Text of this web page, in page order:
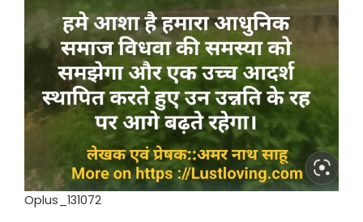
Oplus_131072